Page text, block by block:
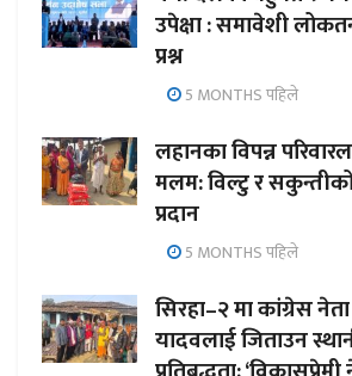
उपेक्षा : समावेशी
प्रश्न
5 MONTHS पहिले
लहानका विपन्न
मलम: विल्टु र
प्रदान
5 MONTHS पहिले
सिरहा–२ मा कांग्रेस नेता
यादवलाई जिताउन